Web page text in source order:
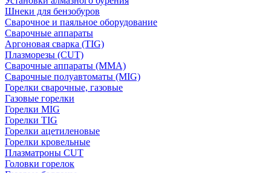
Шнеки для бензобуров
Сварочное и паяльное оборудование
Сварочные аппараты
Аргоновая сварка (TIG)
Плазморезы (CUT)
Сварочные аппараты (MMA)
Сварочные полуавтоматы (MIG)
Горелки сварочные, газовые
Газовые горелки
Горелки MIG
Горелки TIG
Горелки ацетиленовые
Горелки кровельные
Плазматроны CUT
Головки горелок